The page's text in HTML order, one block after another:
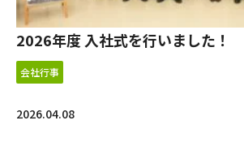
2026年度 入社式を行いました！
会社行事
2026.04.08